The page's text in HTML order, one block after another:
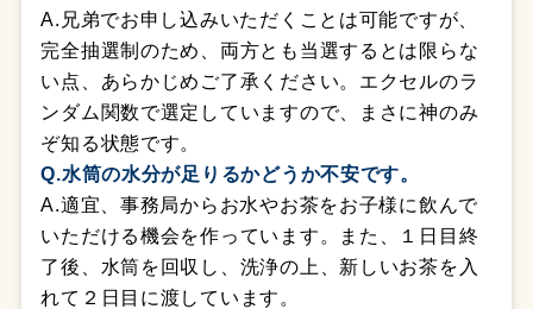
A.兄弟でお申し込みいただくことは可能ですが、
完全抽選制のため、両方とも当選するとは限らな
い点、あらかじめご了承ください。エクセルのラ
ンダム関数で選定していますので、まさに神のみ
ぞ知る状態です。
Q.水筒の水分が足りるかどうか不安です。
A.適宜、事務局からお水やお茶をお子様に飲んで
いただける機会を作っています。また、１日目終
了後、水筒を回収し、洗浄の上、新しいお茶を入
れて２日目に渡しています。